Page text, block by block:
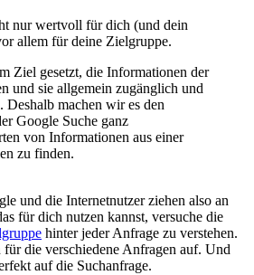
nur wertvoll für dich (und dein
allem für deine Zielgruppe.
Ziel gesetzt, die Informationen der
und sie allgemein zugänglich und
Deshalb machen wir es den
Google Suche ganz
von Informationen aus einer
zu finden.
und die Internetnutzer ziehen also an
für dich nutzen kannst, versuche die
hinter jeder Anfrage zu verstehen.
für die verschiedene Anfragen auf. Und
auf die Suchanfrage.